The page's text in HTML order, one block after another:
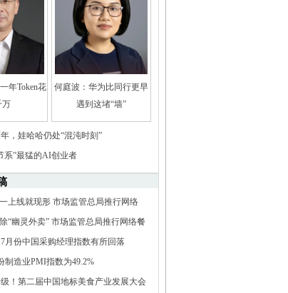
年Token花
万
何庭波：华为比同行更早
遇到这堵“墙”
，娃哈哈仍处“混沌时刻”
系”最猛的AI创业者
上线就现形 市场监管总局推行网络
验应用
“幽灵外卖” 市场监管总局推行网络餐
应用
月份中国采购经理指数有所回落
制造业PMI指数为49.2%
！第二届中国地标美食产业发展大会